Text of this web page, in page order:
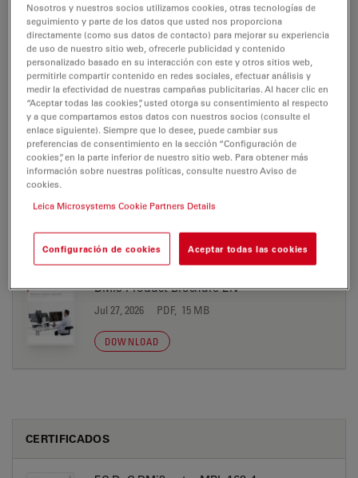
Jul 27, 2026 PDF, 1 MB
DOWNLOAD
BROCHURE OR FLYER
Jul 27, 2026 PDF, 1 MB
DMi8 Product Brochure EN
Jul 27, 2026 PDF, 15 MB
DOWNLOAD
CERTIFICADOS
Nosotros y nuestros socios utilizamos cookies, otras tecnologías de
seguimiento y parte de los datos que usted nos proporciona
directamente (como sus datos de contacto) para mejorar su experiencia
de uso de nuestro sitio web, ofrecerle publicidad y contenido
personalizado basado en su interacción con este y otros sitios web,
permitirle compartir contenido en redes sociales, efectuar análisis y
medir la efectividad de nuestras campañas publicitarias. Al hacer clic en
“Aceptar todas las cookies”, usted otorga su consentimiento al respecto
y a que compartamos estos datos con nuestros socios (consulte el
enlace siguiente). Siempre que lo desee, puede cambiar sus
preferencias de consentimiento en la sección “Configuración de
cookies”, en la parte inferior de nuestro sitio web. Para obtener más
información sobre nuestras políticas, consulte nuestro Aviso de
cookies.
Leica Microsystems Cookie Partners Details
Configuración de cookies Aceptar todas las cookies